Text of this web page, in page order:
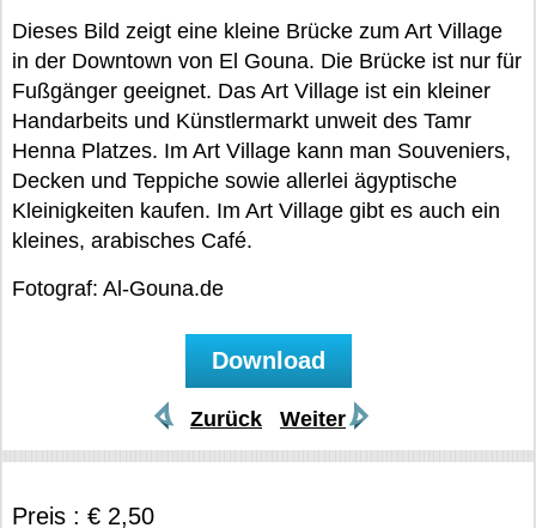
Dieses Bild zeigt eine kleine Brücke zum Art Village
in der Downtown von El Gouna. Die Brücke ist nur für
Fußgänger geeignet. Das Art Village ist ein kleiner
Handarbeits und Künstlermarkt unweit des Tamr
Henna Platzes. Im Art Village kann man Souveniers,
Decken und Teppiche sowie allerlei ägyptische
Kleinigkeiten kaufen. Im Art Village gibt es auch ein
kleines, arabisches Café.
Fotograf: Al-Gouna.de
Zurück Weiter
Preis : € 2,50